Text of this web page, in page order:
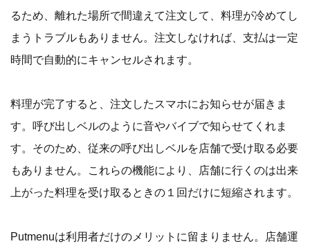
るため、離れた場所で間違えて注文して、料理が冷めてし
まうトラブルもありません。注文しなければ、支払は一定
時間で自動的にキャンセルされます。
料理が完了すると、注文したスマホにお知らせが届きま
す。呼び出しベルのように音やバイブで知らせてくれま
す。そのため、従来の呼び出しベルを店舗で受け取る必要
もありません。これらの機能により、店舗に行くのは出来
上がった料理を受け取るときの１回だけに短縮されます。
Putmenuは利用者だけのメリットに留まりません。店舗運